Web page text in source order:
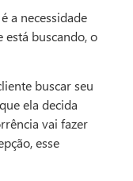
a necessidade
está buscando, o
buscar seu
ela decida
vai fazer
esse